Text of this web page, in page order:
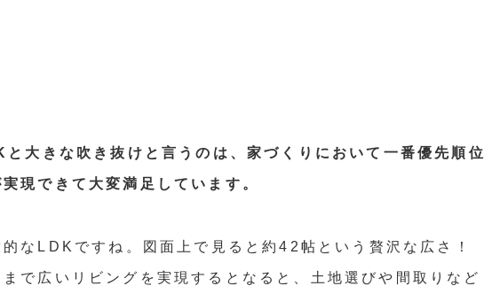
大きな吹き抜けと言うのは、家づくりにおいて一番優先順位
現できて大変満足しています。
なLDKですね。図面上で見ると約42帖という贅沢な広さ！
で広いリビングを実現するとなると、土地選びや間取りなど